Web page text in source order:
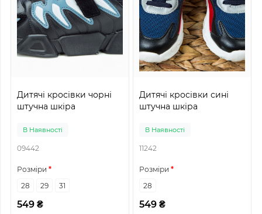
Дитячі кросівки чорні
штучна шкіра
В Наявності
09442
Розміри
28
29 31
549 ₴
Дитячі кросівки сині
штучна шкіра
В Наявності
11242
Розміри
28
549 ₴